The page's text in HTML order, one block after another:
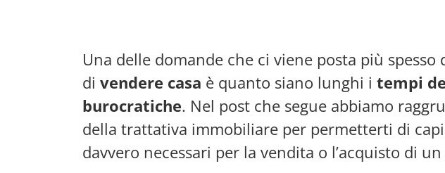
Una delle domande che ci viene posta più
di vendere casa è quanto siano lunghi i tempi
burocratiche. Nel post che segue abbiamo
della trattativa immobiliare per permetterti di
davvero necessari per la vendita o l’acquisto di